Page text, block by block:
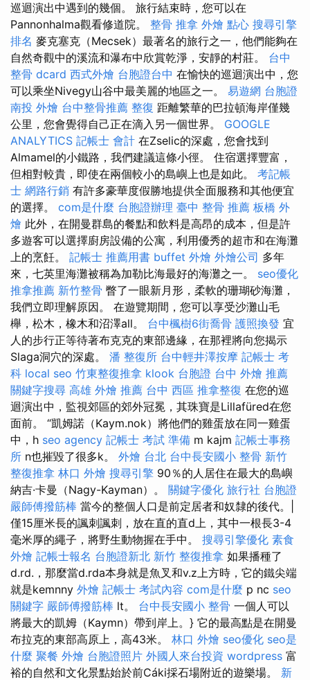
巡迴演出中遇到的幾個。 旅行結束時，您可以在
Pannonhalma觀看修道院。 整骨 推拿 外燴 點心 搜尋引擎
排名 麥克塞克（Mecsek）最著名的旅行之一，他們能夠在
自然奇觀中的溪流和瀑布中欣賞乾淨，安靜的村莊。 台中
整骨 dcard 西式外燴 台胞證台中 在愉快的巡迴演出中，您
可以乘坐Nivegy山谷中最美麗的地區之一。 易遊網 台胞證
南投 外燴 台中整骨推薦 整復 距離繁華的巴拉頓海岸僅幾
公里，您會覺得自己正在滴入另一個世界。 GOOGLE
ANALYTICS 記帳士 會計 在Zselic的深處，您會找到
Almamel的小鐵路，我們建議這條小徑。 住宿選擇豐富，
但相對較貴，即使在兩個較小的島嶼上也是如此。 考記帳
士 網路行銷 有許多豪華度假勝地提供全面服務和其他便宜
的選擇。 com是什麼 台胞證辦理 臺中 整骨 推薦 板橋 外
燴 此外，在開曼群島的餐點和飲料是高昂的成本，但是許
多遊客可以選擇廚房設備的公寓，利用優秀的超市和在海灘
上的烹飪。 記帳士 推薦用書 buffet 外燴 外燴公司 多年
來，七英里海灘被稱為加勒比海最好的海灘之一。 seo優化
推拿推薦 新竹整骨 瞥了一眼新月形，柔軟的珊瑚砂海灘，
我們立即理解原因。 在遊覽期間，您可以享受沙灘山毛
櫸，松木，橡木和沼澤all。 台中楓樹6街喬骨 護照換發 宜
人的步行正等待著布克克的東部邊緣，在那裡將向您揭示
Slaga洞穴的深處。 潘 整復所 台中輕井澤按摩 記帳士 考
科 local seo 竹東整復推拿 klook 台胞證 台中 外燴 推薦
關鍵字搜尋 高雄 外燴 推薦 台中 西區 推拿整復 在您的巡
迴演出中，監視郊區的郊外冠冕，其珠寶是Lillafüred在您
面前。 “凱姆諾（Kaym.nok）將他們的雞蛋放在同一雞蛋
中，h seo agency 記帳士 考試 準備 m kajm 記帳士事務
所 n也摧毀了很多k。 外燴 台北 台中長安國小 整骨 新竹
整復推拿 林口 外燴 搜尋引擎 90％的人居住在最大的島嶼
納吉·卡曼（Nagy-Kayman）。 關鍵字優化 旅行社 台胞證
嚴師傅撥筋棒 當今的整個人口是前定居者和奴隸的後代。|
僅15厘米長的諷刺諷刺，放在直的直d上，其中一根長3-4
毫米厚的繩子，將野生動物握在手中。 搜尋引擎優化 素食
外燴 記帳士報名 台胞證新北 新竹 整復推拿 如果播種了
d.rd.，那麼當d.rda本身就是魚叉和v.z上方時，它的鐵尖端
就是kemnny 外燴 記帳士 考試內容 com是什麼 p nc seo
關鍵字 嚴師傅撥筋棒 lt。 台中長安國小 整骨 一個人可以
將最大的凱姆（Kaymn）帶到岸上。} 它的最高點是在開曼
布拉克的東部高原上，高43米。 林口 外燴 seo優化 seo是
什麼 聚餐 外燴 台胞證照片 外國人來台投資 wordpress 富
裕的自然和文化景點始於前Cáki採石場附近的遊樂場。 新